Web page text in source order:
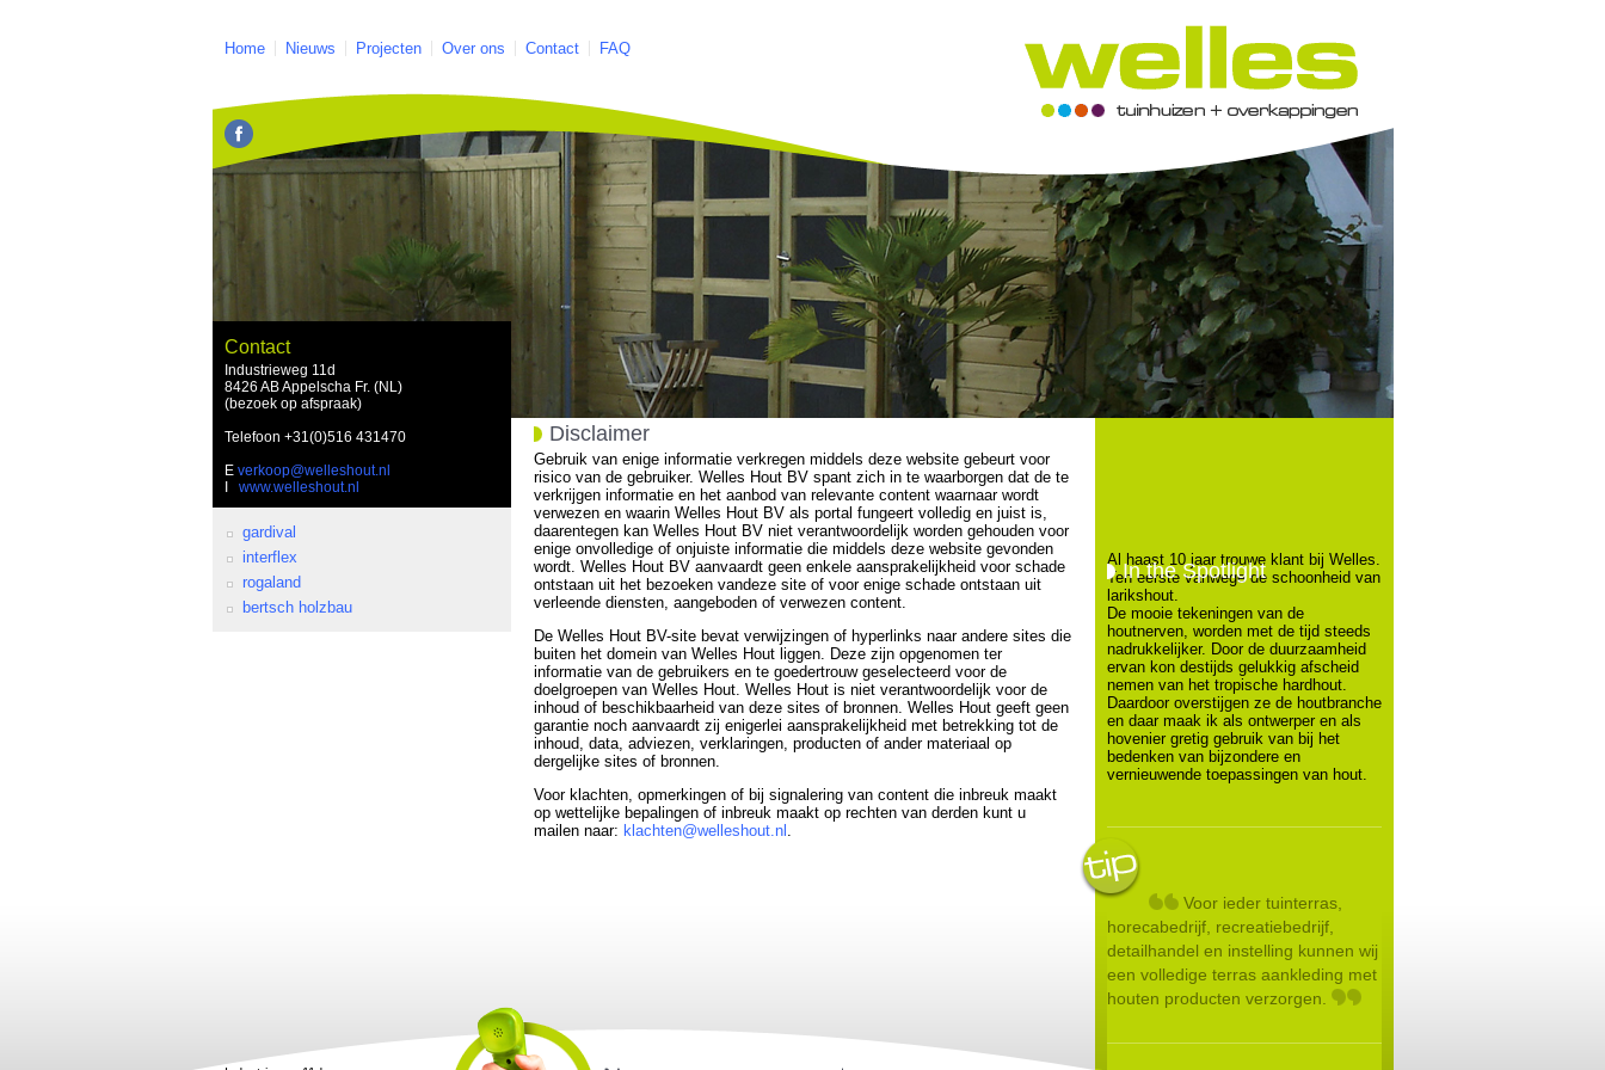
Home Nieuws Projecten Over ons Contact FAQ
Contact
Industrieweg 11d
8426 AB Appelscha Fr. (NL)
(bezoek op afspraak)
Telefoon +31(0)516 431470
E verkoop@welleshout.nl
www.welleshout.nl
gardival
interflex
rogaland
bertsch holzbau
Disclaimer
Gebruik van enige informatie verkregen middels deze website gebeurt voor
risico van de gebruiker. Welles Hout BV spant zich in te waarborgen dat de te
verkrijgen informatie en het aanbod van relevante content waarnaar wordt
verwezen en waarin Welles Hout BV als portal fungeert volledig en juist is,
daarentegen kan Welles Hout BV niet verantwoordelijk worden gehouden voor
enige onvolledige of onjuiste informatie die middels deze website gevonden
wordt. Welles Hout BV aanvaardt geen enkele aansprakelijkheid voor schade
ontstaan uit het bezoeken vandeze site of voor enige schade ontstaan uit
verleende diensten, aangeboden of verwezen content.
De Welles Hout BV-site bevat verwijzingen of hyperlinks naar andere sites die
buiten het domein van Welles Hout liggen. Deze zijn opgenomen ter
informatie van de gebruikers en te goedertrouw geselecteerd voor de
doelgroepen van Welles Hout. Welles Hout is niet verantwoordelijk voor de
inhoud of beschikbaarheid van deze sites of bronnen. Welles Hout geeft geen
garantie noch aanvaardt zij enigerlei aansprakelijkheid met betrekking tot de
inhoud, data, adviezen, verklaringen, producten of ander materiaal op
dergelijke sites of bronnen.
Voor klachten, opmerkingen of bij signalering van content die inbreuk maakt
op wettelijke bepalingen of inbreuk maakt op rechten van derden kunt u
mailen naar: klachten@welleshout.nl .
In the Spotlight
Al haast 10 jaar trouwe klant bij Welles.
Ten eerste vanwege de schoonheid van
larikshout.
De mooie tekeningen van de
houtnerven, worden met de tijd steeds
nadrukkelijker. Door de duurzaamheid
ervan kon destijds gelukkig afscheid
nemen van het tropische hardhout.
Daardoor overstijgen ze de houtbranche
en daar maak ik als ontwerper en als
hovenier gretig gebruik van bij het
bedenken van bijzondere en
vernieuwende toepassingen van hout.
Voor ieder tuinterras,
horecabedrijf, recreatiebedrijf,
detailhandel en instelling kunnen wij
een volledige terras aankleding met
houten producten verzorgen.